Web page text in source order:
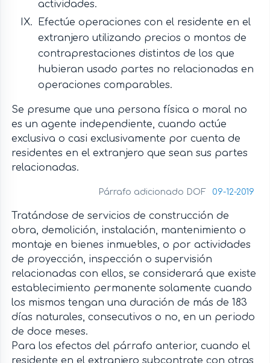
actividades.
Efectúe operaciones con el residente en el
extranjero utilizando precios o montos de
contraprestaciones distintos de los que
hubieran usado partes no relacionadas en
operaciones comparables.
Se presume que una persona física o moral no
es un agente independiente, cuando actúe
exclusiva o casi exclusivamente por cuenta de
residentes en el extranjero que sean sus partes
relacionadas.
Párrafo adicionado DOF 09-12-2019
Tratándose de servicios de construcción de
obra, demolición, instalación, mantenimiento o
montaje en bienes inmuebles, o por actividades
de proyección, inspección o supervisión
relacionadas con ellos, se considerará que existe
establecimiento permanente solamente cuando
los mismos tengan una duración de más de 183
días naturales, consecutivos o no, en un periodo
de doce meses.
Para los efectos del párrafo anterior, cuando el
residente en el extranjero subcontrate con otras